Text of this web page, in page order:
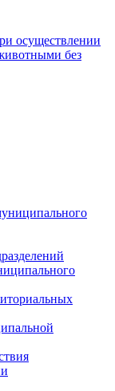
осуществлении
без